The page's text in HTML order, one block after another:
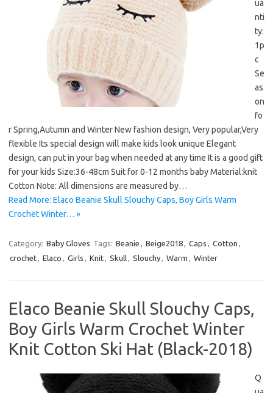
ua
nti
ty:
1p
c
Se
as
on
fo
r Spring,Autumn and Winter New fashion design, Very popular,Very
flexible Its special design will make kids look unique Elegant
design, can put in your bag when needed at any time It is a good gift
for your kids Size:36-48cm Suit for 0-12 months baby Material:knit
Cotton Note: All dimensions are measured by…
Read More: Elaco Beanie Skull Slouchy Caps, Boy Girls Warm
Crochet Winter… »
Category: Baby Gloves Tags: Beanie , Beige2018, Caps , Cotton ,
crochet, Elaco , Girls , Knit, Skull, Slouchy, Warm , Winter
Elaco Beanie Skull Slouchy Caps,
Boy Girls Warm Crochet Winter
Knit Cotton Ski Hat (Black-2018)
Q